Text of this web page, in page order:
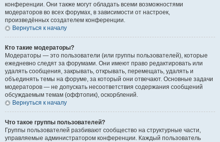
конференции. Они также могут обладать всеми возможностями
модераторов во всех форумах, в зависимости от настроек,
произведённых создателем конференции.
Вернуться к началу
Кто такие модераторы?
Модераторы — это пользователи (или группы пользователей), которые
ежедневно следят за форумами. Они имеют право редактировать или
удалять сообщения, закрывать, открывать, перемещать, удалять и
объединять темы на форуме, за который они отвечают. Основные задачи
модераторов — не допускать несоответствия содержания сообщений
обсуждаемым темам (оффтопик), оскорблений.
Вернуться к началу
Что такое группы пользователей?
Группы пользователей разбивают сообщество на структурные части,
управляемые администратором конференции. Каждый пользователь